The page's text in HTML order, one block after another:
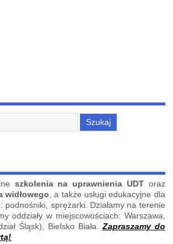
szkolenia na uprawnienia UDToraz
widłowego, a także usługi edukacyjne dla
podnośniki, sprężarki. Działamy na terenie
oddziały w miejscowościach: Warszawa,
Śląsk), Bielsko Biała.Zapraszamy do